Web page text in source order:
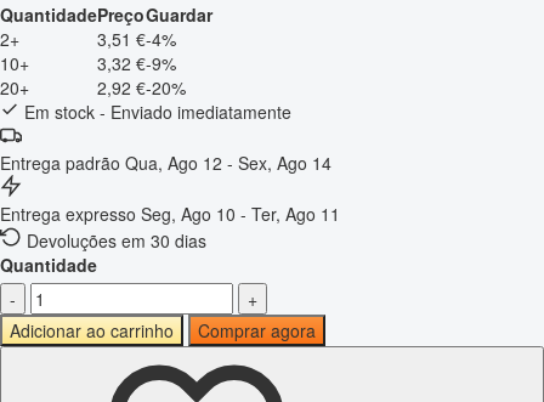
QuantidadePreçoGuardar
2+
3,51 €-4%
10+
3,32 €-9%
20+
2,92 €-20%
Em stock - Enviado imediatamente
Entrega padrão Qua, Ago 12 - Sex, Ago 14
Entrega expresso Seg, Ago 10 - Ter, Ago 11
Devoluções em 30 dias
Quantidade
-
+
Adicionar ao carrinho
Comprar agora